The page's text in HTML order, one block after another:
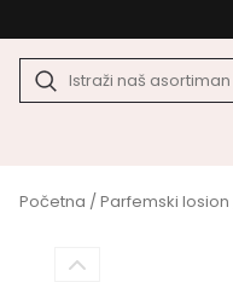
Početna /Parfemski losion